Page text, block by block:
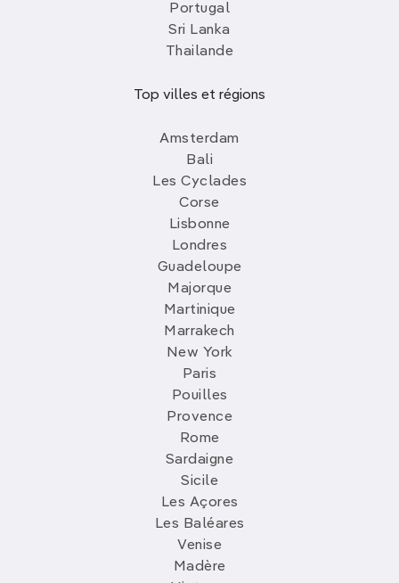
Portugal
Sri Lanka
Thailande
Top villes et régions
Amsterdam
Bali
Les Cyclades
Corse
Lisbonne
Londres
Guadeloupe
Majorque
Martinique
Marrakech
New York
Paris
Pouilles
Provence
Rome
Sardaigne
Sicile
Les Açores
Les Baléares
Venise
Madère